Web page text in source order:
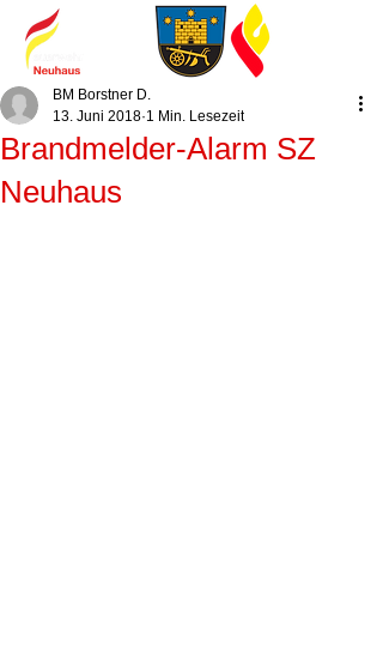
Brandmelder-Alarm SZ
Neuhaus
BM Borstner D.
13. Juni 2018 1 Min. Lesezeit